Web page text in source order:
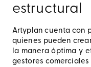
estructural
Artyplan cuenta con
quienes pueden
la manera óptima y
gestores